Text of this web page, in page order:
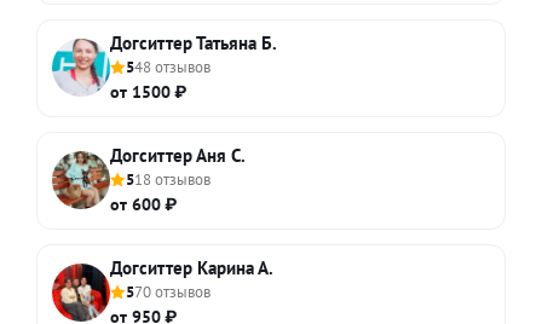
Догситтер Татьяна Б.
548 отзывов
от 1500 ₽
Догситтер Аня С.
518 отзывов
от 600 ₽
Догситтер Карина А.
570 отзывов
от 950 ₽